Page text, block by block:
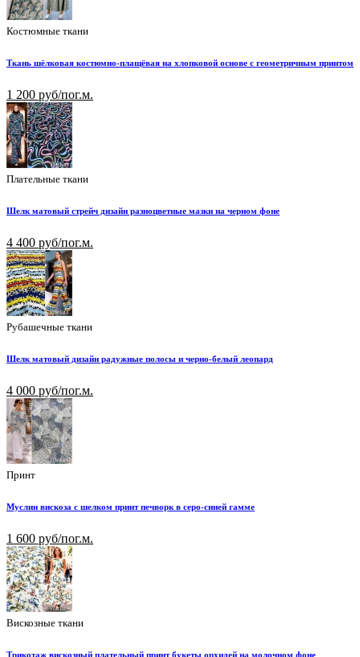
Костюмные ткани
Ткань шёлковая костюмно-плащёвая на хлопковой основе с геометричным принтом
1 200 руб/пог.м.
Плательные ткани
Шелк матовый стрейч дизайн разноцветные мазки на черном фоне
4 400 руб/пог.м.
Рубашечные ткани
Шелк матовый дизайн радужные полосы и черно-белый леопард
4 000 руб/пог.м.
Принт
Муслин вискоза с шелком принт печворк в серо-синей гамме
1 600 руб/пог.м.
Вискозные ткани
Трикотаж вискозный плательный принт букеты орхидей на молочном фоне